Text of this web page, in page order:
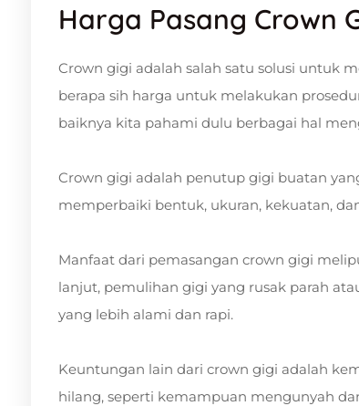
Harga Pasang Crown
Crown gigi adalah salah satu solusi untuk
berapa sih harga untuk melakukan
baiknya kita pahami dulu berbagai hal
Crown gigi adalah penutup gigi buatan
memperbaiki bentuk, ukuran, kekuatan,
Manfaat dari pemasangan crown gigi
lanjut, pemulihan gigi yang rusak parah
yang lebih alami dan rapi.
Keuntungan lain dari crown gigi adalah
hilang, seperti kemampuan mengunyah